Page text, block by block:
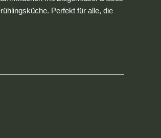
Perfekt für alle, die